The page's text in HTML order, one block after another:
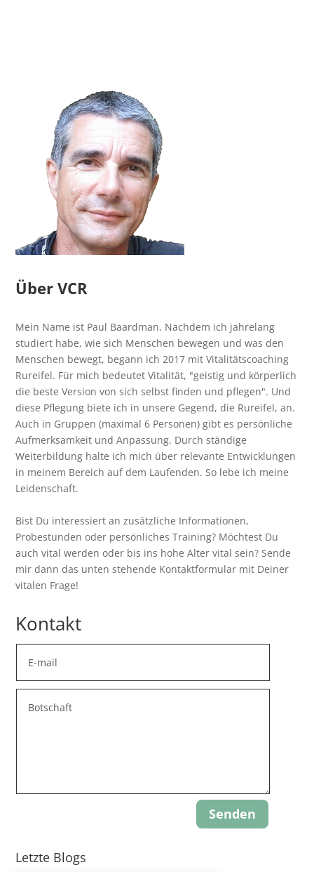
Über VCR
Mein Name ist Paul Baardman. Nachdem ich jahrelang
studiert habe, wie sich Menschen bewegen und was den
Menschen bewegt, begann ich 2017 mit Vitalitätscoaching
Rureifel. Für mich bedeutet Vitalität, "geistig und körperlich
die beste Version von sich selbst finden und pflegen". Und
diese Pflegung biete ich in unsere Gegend, die Rureifel, an.
Auch in Gruppen (maximal 6 Personen) gibt es persönliche
Aufmerksamkeit und Anpassung. Durch ständige
Weiterbildung halte ich mich über relevante Entwicklungen
in meinem Bereich auf dem Laufenden. So lebe ich meine
Leidenschaft.
Bist Du interessiert an zusätzliche Informationen,
Probestunden oder persönliches Training? Möchtest Du
auch vital werden oder bis ins hohe Alter vital sein? Sende
mir dann das unten stehende Kontaktformular mit Deiner
vitalen Frage!
Kontakt
Senden
Letzte Blogs